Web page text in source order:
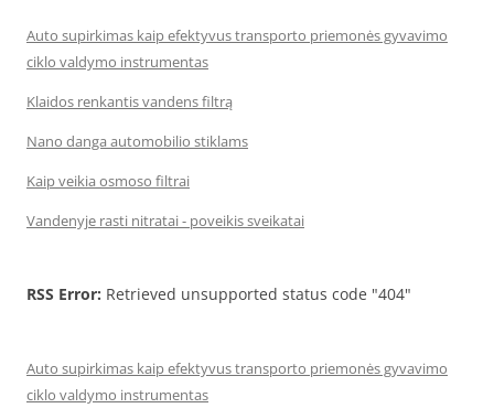
Auto supirkimas kaip efektyvus transporto priemonės gyvavimo
ciklo valdymo instrumentas
Klaidos renkantis vandens filtrą
Nano danga automobilio stiklams
Kaip veikia osmoso filtrai
Vandenyje rasti nitratai - poveikis sveikatai
RSS Error: Retrieved unsupported status code "404"
Auto supirkimas kaip efektyvus transporto priemonės gyvavimo
ciklo valdymo instrumentas